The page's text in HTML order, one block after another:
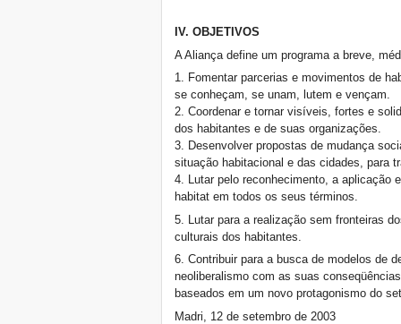
IV. OBJETIVOS
A Aliança define um programa a breve,
1. Fomentar parcerias e movimentos de
se conheçam, se unam, lutem e vençam.
2. Coordenar e tornar visíveis, fortes e
dos habitantes e de suas organizações.
3. Desenvolver propostas de mudança
situação habitacional e das cidades, para
4. Lutar pelo reconhecimento, a aplicação
habitat em todos os seus términos.
5. Lutar para a realização sem fronteiras
culturais dos habitantes.
6. Contribuir para a busca de modelos de
neoliberalismo com as suas
baseados em um novo protagonismo do
Madri, 12 de setembro de 2003